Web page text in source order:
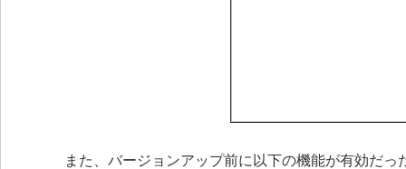
また、バージョンアップ前に以下の機能が有効だ